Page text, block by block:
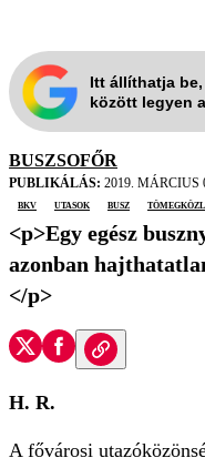
Itt állíthatja
között legyen
BUSZSOFŐR
PUBLIKÁLÁS: 2019. MÁRCIUS
BKV
utasok busz
<p>Egy egész
azonban
</p>
H. R.
A fővárosi